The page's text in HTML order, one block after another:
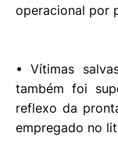
operacional por
• Vítimas
também foi
reflexo da
empregado no